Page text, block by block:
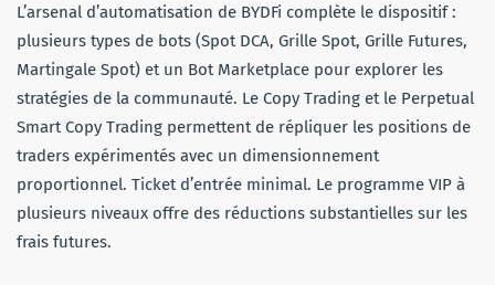
L’arsenal d’automatisation de BYDFi complète le dispositif :
plusieurs types de bots (Spot DCA, Grille Spot, Grille Futures,
Martingale Spot) et un Bot Marketplace pour explorer les
stratégies de la communauté. Le Copy Trading et le Perpetual
Smart Copy Trading permettent de répliquer les positions de
traders expérimentés avec un dimensionnement
proportionnel. Ticket d’entrée minimal. Le programme VIP à
plusieurs niveaux offre des réductions substantielles sur les
frais futures.